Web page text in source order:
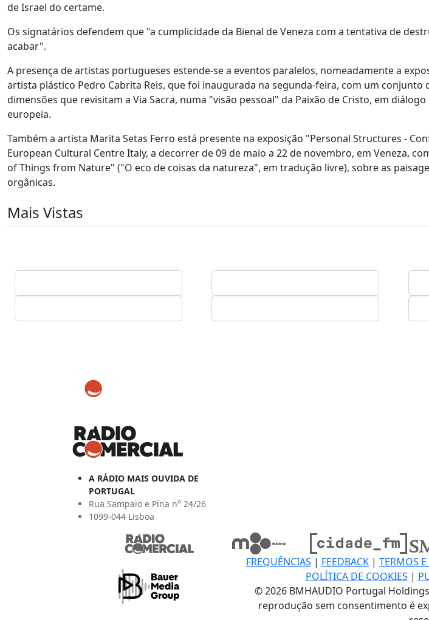
de Israel do certame.
Os signatários defendem que "a cumplicidade da Bienal de Veneza com a tentativa de
acabar".
A presença de artistas portugueses estende-se a eventos paralelos, nomeadamente a
artista plástico Pedro Cabrita Reis, que foi inaugurada na segunda-feira, com um conjunto
dimensões que revisitam a Via Sacra, numa "visão pessoal" da Paixão de Cristo, em
europeia.
Também a artista Marita Setas Ferro está presente na exposição "Personal Structures -
European Cultural Centre Italy, a decorrer de 09 de maio a 22 de novembro, em Veneza,
of Things from Nature" ("O eco de coisas da natureza", em tradução livre), sobre as
orgânicas.
Mais Vistas
A RÁDIO MAIS OUVIDA DE
PORTUGAL
Rua Sampaio e Pina n° 24/26
1099-044 Lisboa
FREQUÊNCIAS | FEEDBACK | TERMOS
POLÍTICA DE COOKIES |
© 2026 BMHAUDIO Portugal
reprodução sem consentimento é